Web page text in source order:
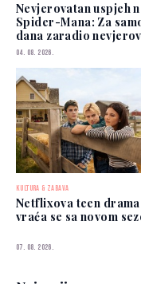
Nevjerovatan uspjeh
Spider-Mana: Za
dana zaradio
927 miliona dolara
04. 08. 2026.
KULTURA & ZABAVA
Netflixova teen drama
vraća se sa novom
07. 08. 2026.